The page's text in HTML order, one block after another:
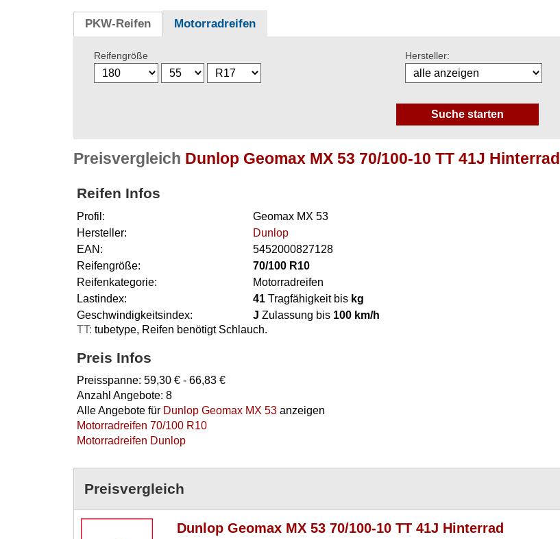
PKW-Reifen Motorradreifen
Reifengröße Hersteller:
Preisvergleich Dunlop Geomax MX 53 70/100-10 TT 41J Hinterrad
Reifen Infos
Profil:
Geomax MX 53
Hersteller:
Dunlop
EAN:
5452000827128
Reifengröße:
70/100 R10
Reifenkategorie:
Motorradreifen
Lastindex:
41 Tragfähigkeit bis kg
Geschwindigkeitsindex:
J Zulassung bis 100 km/h
TT: tubetype, Reifen benötigt Schlauch.
Preis Infos
Preisspanne: 59,30 € - 66,83 €
Anzahl Angebote: 8
Alle Angebote für Dunlop Geomax MX 53 anzeigen
Motorradreifen 70/100 R10
Motorradreifen Dunlop
Preisvergleich
Dunlop Geomax MX 53 70/100-10 TT 41J Hinterrad